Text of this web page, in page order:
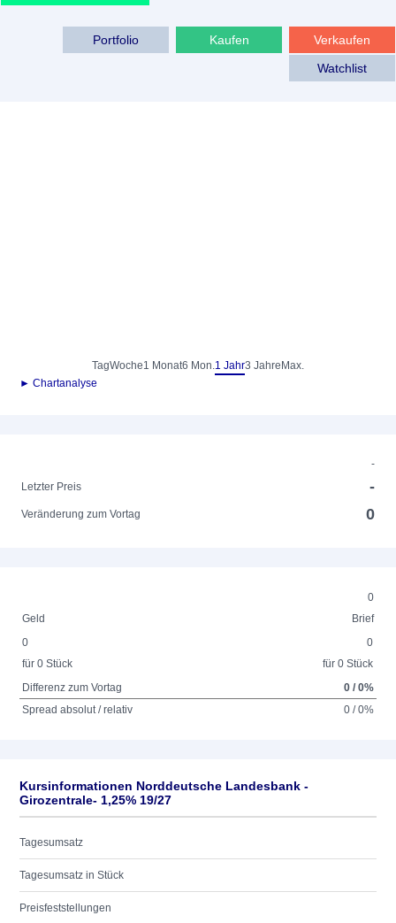
Verkaufen
Kaufen
Portfolio
Watchlist
TagWoche1 Monat6 Mon.1 Jahr3 Jahre Max.
► Chartanalyse
-
Letzter Preis
-
Veränderung zum Vortag 0
0
Geld
Brief
0
für 0 Stück
0
für 0 Stück
Differenz zum Vortag
0 / 0%
Spread absolut / relativ
0 / 0%
Kursinformationen Norddeutsche Landesbank -
Girozentrale- 1,25% 19/27
Tagesumsatz
Tagesumsatz in Stück
Preisfeststellungen